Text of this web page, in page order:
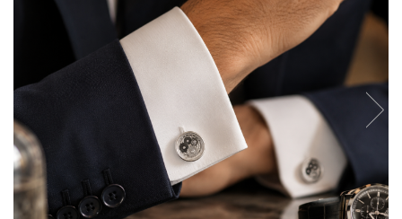
Bijuterii Copii
Bijuterii Mirese
Reduceri
Cele mai noi
Cele mai vandute
Cele mai votate
Cu video
Pret